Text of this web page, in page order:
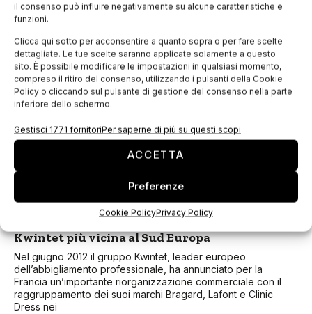
il consenso può influire negativamente su alcune caratteristiche e
funzioni.
Clicca qui sotto per acconsentire a quanto sopra o per fare scelte
dettagliate. Le tue scelte saranno applicate solamente a questo
sito. È possibile modificare le impostazioni in qualsiasi momento,
compreso il ritiro del consenso, utilizzando i pulsanti della Cookie
Policy o cliccando sul pulsante di gestione del consenso nella parte
inferiore dello schermo.
Gestisci 1771 fornitoriPer saperne di più su questi scopi
ACCETTA
Preferenze
Cookie PolicyPrivacy Policy
L’assemblea Acrib mostra l’Italia che vorremmo
Mercoledì 9 luglio, alle ore 17, il Centro Congressi Hotel
Sheraton di Padova ospiterà “L’ITALIA CHE VORREMMO”,
l’Assemblea generale Acrib, l’Associazione dei Calzaturifici
della Riviera del Brenta. Il presidente Siro Badon, si
Zund inaugura la sede italiana
Zund, produttore di sistemi di taglio digitale per la grafica e
molteplici comparti industriali, ha annunciato che il 28 – 29
Marzo 2014 inaugurerà la sua nuova sede italiana a
Kwintet più vicina al Sud Europa
Nel giugno 2012 il gruppo Kwintet, leader europeo
dell’abbigliamento professionale, ha annunciato per la
Francia un’importante riorganizzazione commerciale con il
raggruppamento dei suoi marchi Bragard, Lafont e Clinic
Dress nei